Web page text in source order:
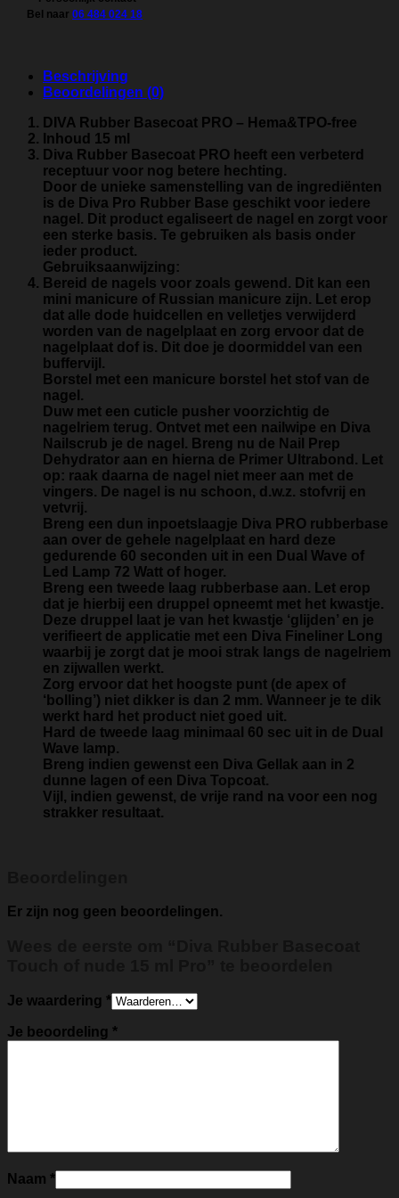
aantal
Bel naar 06 484 024 18
Beschrijving
Beoordelingen (0)
DIVA Rubber Basecoat PRO – Hema&TPO-free​
Inhoud 15 ml
Diva Rubber Basecoat PRO heeft een verbeterd
receptuur voor nog betere hechting.
Door de unieke samenstelling van de ingrediënten
is de Diva Pro Rubber Base geschikt voor iedere
nagel. Dit product egaliseert de nagel en zorgt voor
een sterke basis. Te gebruiken als basis onder
ieder product.
Gebruiksaanwijzing:
Bereid de nagels voor zoals gewend. Dit kan een
mini manicure of Russian manicure zijn. Let erop
dat alle dode huidcellen en velletjes verwijderd
worden van de nagelplaat en zorg ervoor dat de
nagelplaat dof is. Dit doe je doormiddel van een
buffervijl.
Borstel met een manicure borstel het stof van de
nagel.
Duw met een cuticle pusher voorzichtig de
nagelriem terug. Ontvet met een nailwipe en Diva
Nailscrub je de nagel. Breng nu de Nail Prep
Dehydrator aan en hierna de Primer Ultrabond. Let
op: raak daarna de nagel niet meer aan met de
vingers. De nagel is nu schoon, d.w.z. stofvrij en
vetvrij.
Breng een dun inpoetslaagje Diva PRO rubberbase
aan over de gehele nagelplaat en hard deze
gedurende 60 seconden uit in een Dual Wave of
Led Lamp 72 Watt of hoger.
Breng een tweede laag rubberbase aan. Let erop
dat je hierbij een druppel opneemt met het kwastje.
Deze druppel laat je van het kwastje ‘glijden’ en je
verifieert de applicatie met een Diva Fineliner Long
waarbij je zorgt dat je mooi strak langs de nagelriem
en zijwallen werkt.
Zorg ervoor dat het hoogste punt (de apex of
‘bolling’) niet dikker is dan 2 mm. Wanneer je te dik
werkt hard het product niet goed uit.
Hard de tweede laag minimaal 60 sec uit in de Dual
Wave lamp.
Breng indien gewenst een Diva Gellak aan in 2
dunne lagen of een Diva Topcoat.
Vijl, indien gewenst, de vrije rand na voor een nog
strakker resultaat.
Er zijn nog geen beoordelingen.
Je waardering *
Je beoordeling *
Naam *